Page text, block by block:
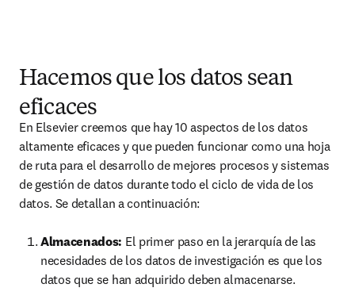
Hacemos que los datos sean
eficaces
En Elsevier creemos que hay 10 aspectos de los datos
altamente eficaces y que pueden funcionar como una hoja
de ruta para el desarrollo de mejores procesos y sistemas
de gestión de datos durante todo el ciclo de vida de los
datos. Se detallan a continuación:
Almacenados: El primer paso en la jerarquía de las
necesidades de los datos de investigación es que los
datos que se han adquirido deben almacenarse.